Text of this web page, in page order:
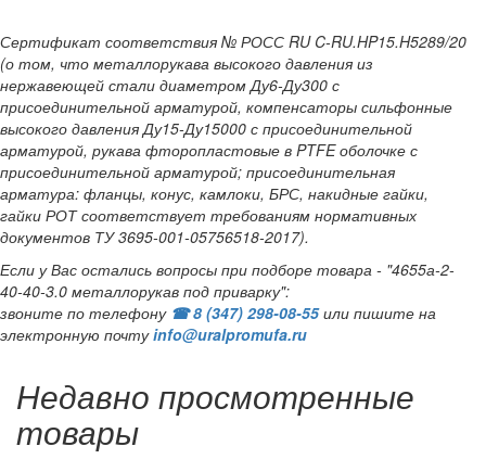
Сертификат соответствия № РОСС RU C-RU.HP15.H5289/20
(о том, что металлорукава высокого давления из
нержавеющей стали диаметром Ду6-Ду300 с
присоединительной арматурой, компенсаторы сильфонные
высокого давления Ду15-Ду15000 с присоединительной
арматурой, рукава фторопластовые в PTFE оболочке с
присоединительной арматурой; присоединительная
арматура: фланцы, конус, камлоки, БРС, накидные гайки,
гайки РОТ соответствует требованиям нормативных
документов ТУ 3695-001-05756518-2017).
Если у Вас остались вопросы при подборе товара - "4655а-2-
40-40-3.0 металлорукав под приварку":
звоните по телефону ☎ 8 (347) 298‑08‑55или пишите на
электронную почтуinfo@uralpromufa.ru
Недавно просмотренные
товары